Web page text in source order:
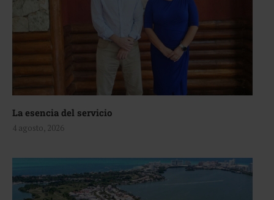
La esencia del servicio
4 agosto, 2026